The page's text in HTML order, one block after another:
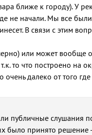
ближе к городу). У
не начали. Мы все
В связи с этим
или может вообще
то что построено на
далеко от того
публичные слушания
было принято решение